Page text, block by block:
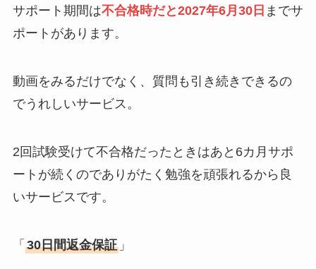
サポート期間は不合格時だと2027年6月30日 までサ
ポートがあります。
動画をみるだけでなく、質問も引き続きできるの
でうれしいサービス。
2回試験受けて不合格だったときはあと6カ月サポ
ートが続くのでありがたく勉強を頑張れるから良
いサービスです。
「 30日間返金保証」